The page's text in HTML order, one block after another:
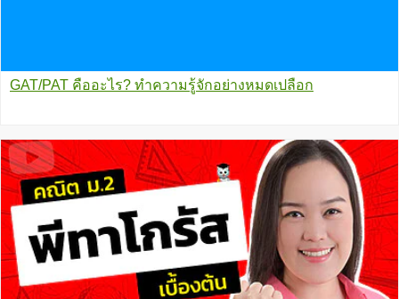
GAT/PAT คืออะไร? ทำความรู้จักอย่างหมดเปลือก